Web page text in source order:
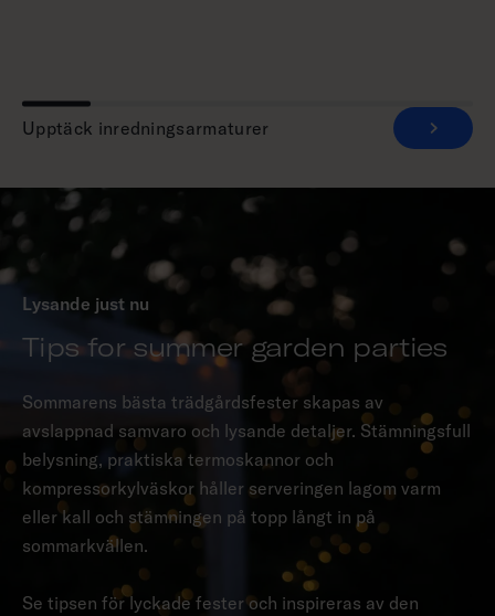
Upptäck inredningsarmaturer
Lysande just nu
Tips for summer garden parties
Sommarens bästa trädgårdsfester skapas av
avslappnad samvaro och lysande detaljer. Stämningsfull
belysning, praktiska termoskannor och
kompressorkylväskor håller serveringen lagom varm
eller kall och stämningen på topp långt in på
sommarkvällen.
Se tipsen för lyckade fester och inspireras av den